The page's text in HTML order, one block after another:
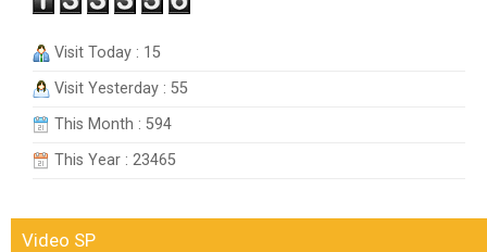
Visit Today : 15
Visit Yesterday : 55
This Month : 594
This Year : 23465
Video SP